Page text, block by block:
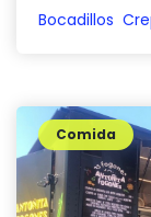
Bocadillos
Comida